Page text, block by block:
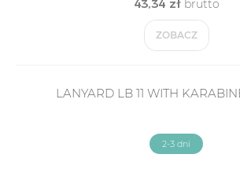
43,34 złbrutto
ZOBACZ
LANYARD LB 11 WITH
2-3 dni